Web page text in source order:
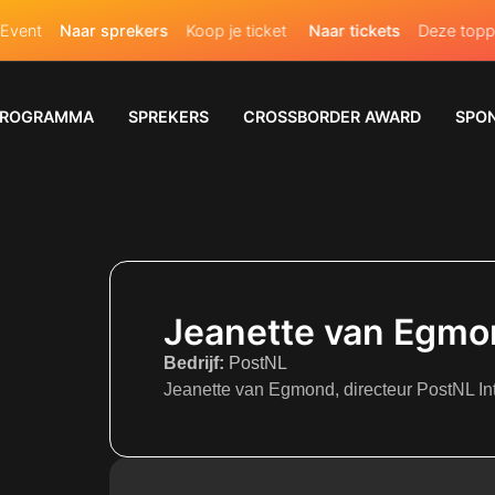
Naar sprekers Koop je ticket Naar tickets Deze toppers
SPREKERS CROSSBORDER AWARD
Jeanette van
Bedrijf: PostNL
Jeanette van Egmond, directeur PostNL